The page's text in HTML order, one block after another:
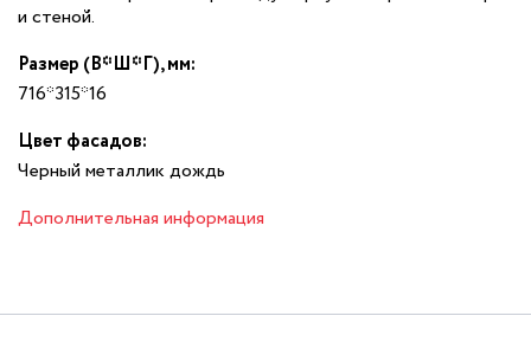
и стеной.
Размер (В*Ш*Г), мм:
716*315*16
Цвет фасадов:
Черный металлик дождь
Дополнительная информация